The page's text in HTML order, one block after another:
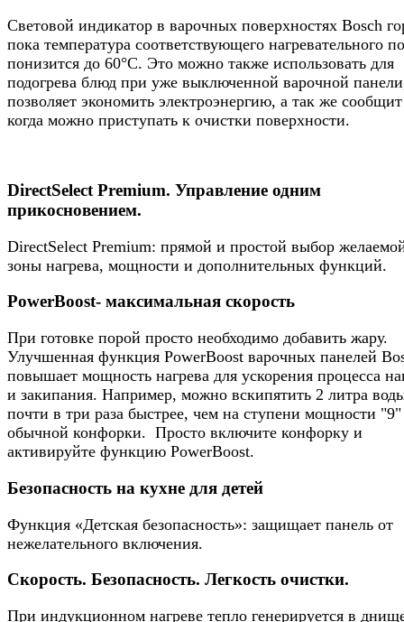
Световой индикатор в варочных поверхностях Bosch
пока температура соответствующего нагревательного
понизится до 60°С. Это можно также использовать для
подогрева блюд при уже выключенной варочной
позволяет экономить электроэнергию, а так же сообщит
когда можно приступать к очистки поверхности.
DirectSelect Premium. Управление одним
прикосновением.
DirectSelect Premium: прямой и простой выбор
зоны нагрева, мощности и дополнительных функций.
PowerBoost- максимальная скорость
При готовке порой просто необходимо добавить жару.
Улучшенная функция PowerBoost варочных панелей
повышает мощность нагрева для ускорения процесса
и закипания. Например, можно вскипятить 2 литра
почти в три раза быстрее, чем на ступени мощности "9"
обычной конфорки. Просто включите конфорку и
активируйте функцию PowerBoost.
Безопасность на кухне для детей
Функция «Детская безопасность»: защищает панель от
нежелательного включения.
Скорость. Безопасность. Легкость очистки.
При индукционном нагреве тепло генерируется в